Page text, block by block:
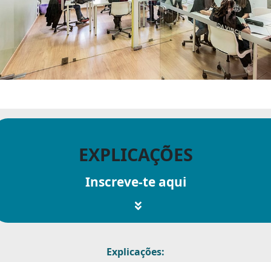
EXPLICAÇÕES
Inscreve-te aqui
Explicações: